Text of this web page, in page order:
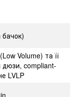
бачок)
Volume) та її
дюзи, compliant-
LVLP